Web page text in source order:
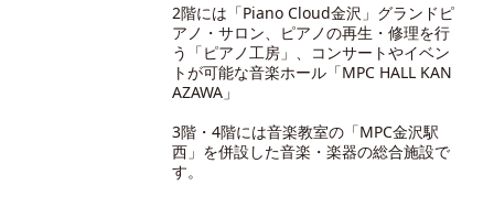
2階には「Piano Cloud金沢」グランドピ
アノ・サロン、ピアノの再生・修理を行
う「ピアノ工房」、コンサートやイベン
トが可能な音楽ホール「MPC HALL KAN
AZAWA」
3階・4階には音楽教室の「MPC金沢駅
西」を併設した音楽・楽器の総合施設で
す。